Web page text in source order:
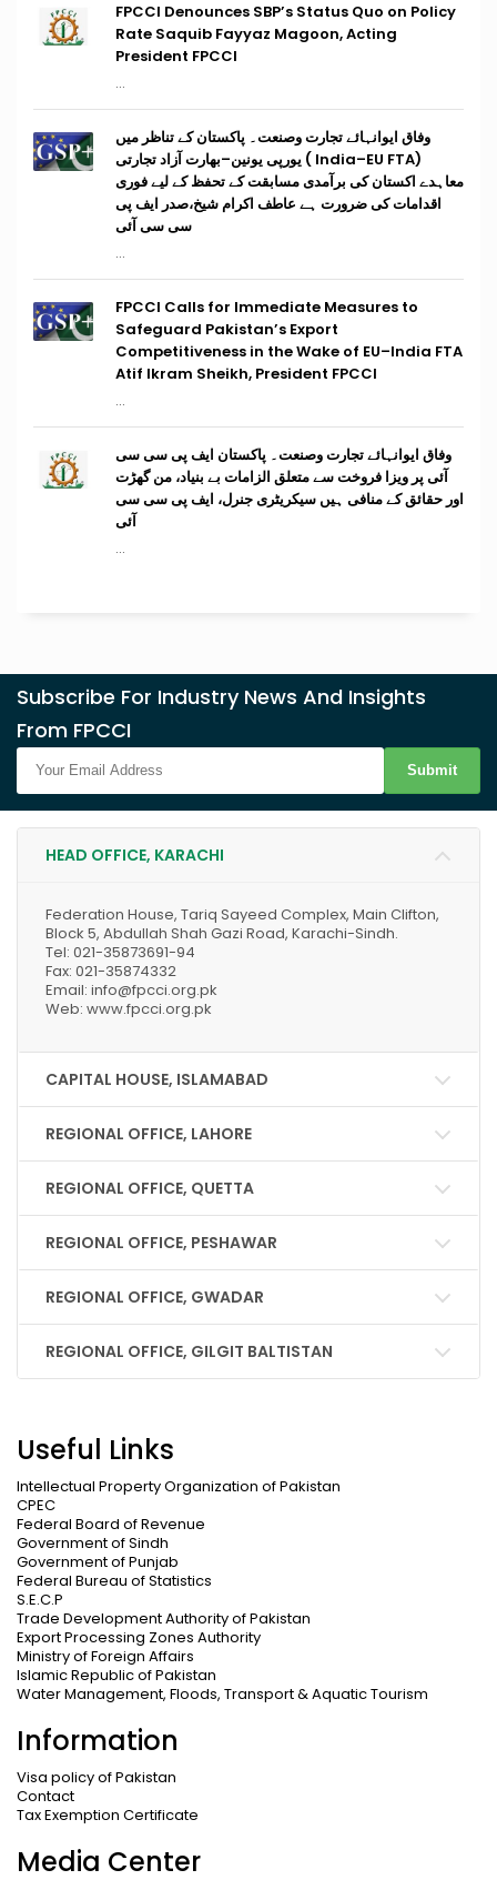
FPCCI Denounces SBP’s Status Quo on Policy
Rate Saquib Fayyaz Magoon, Acting
President FPCCI
...
وفاق ایوانہائے تجارت وصنعت۔ پاکستان کے تناظر میں
(India–EU FTA ) یورپی یونین–بھارت آزاد تجارتی
معاہدے اکستان کی برآمدی مسابقت کے تحفظ کے لیے فوری
اقدامات کی ضرورت ہے عاطف اکرام شیخ،صدر ایف پی
سی سی آئی
...
FPCCI Calls for Immediate Measures to
Safeguard Pakistan’s Export
Competitiveness in the Wake of EU–India FTA
Atif Ikram Sheikh, President FPCCI
...
وفاق ایوانہائے تجارت وصنعت۔ پاکستان ایف پی سی سی
آئی پر ویزا فروخت سے متعلق الزامات بے بنیاد، من گھڑت
اور حقائق کے منافی ہیں سیکریٹری جنرل، ایف پی سی سی
آئی
...
Subscribe For Industry News And Insights
From FPCCI
Submit
HEAD OFFICE, KARACHI
Federation House, Tariq Sayeed Complex, Main Clifton,
Block 5, Abdullah Shah Gazi Road, Karachi-Sindh.
Tel: 021-35873691-94
Fax: 021-35874332
Email: info@fpcci.org.pk
Web: www.fpcci.org.pk
CAPITAL HOUSE, ISLAMABAD
REGIONAL OFFICE, LAHORE
REGIONAL OFFICE, QUETTA
REGIONAL OFFICE, PESHAWAR
REGIONAL OFFICE, GWADAR
REGIONAL OFFICE, GILGIT BALTISTAN
Useful Links
Intellectual Property Organization of Pakistan
CPEC
Federal Board of Revenue
Government of Sindh
Government of Punjab
Federal Bureau of Statistics
S.E.C.P
Trade Development Authority of Pakistan
Export Processing Zones Authority
Ministry of Foreign Affairs
Islamic Republic of Pakistan
Water Management, Floods, Transport & Aquatic Tourism
Information
Visa policy of Pakistan
Contact
Tax Exemption Certificate
Media Center